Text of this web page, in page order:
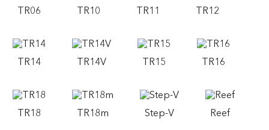
TR06 TR10 TR11 TR12
TR14 TR14V TR15 TR16
TR18 TR18m Step-V Reef